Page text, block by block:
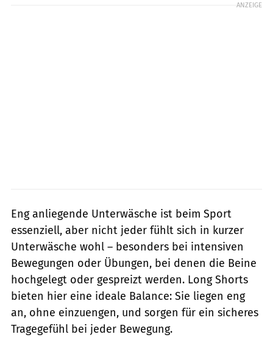
ANZEIGE
Eng anliegende Unterwäsche ist beim Sport
essenziell, aber nicht jeder fühlt sich in kurzer
Unterwäsche wohl – besonders bei intensiven
Bewegungen oder Übungen, bei denen die Beine
hochgelegt oder gespreizt werden. Long Shorts
bieten hier eine ideale Balance: Sie liegen eng
an, ohne einzuengen, und sorgen für ein sicheres
Tragegefühl bei jeder Bewegung.